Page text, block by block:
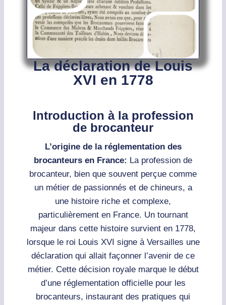
La déclaration de Louis
XVI en 1778
Introduction à la profession
de brocanteur
L’origine de la réglementation des
brocanteurs en France: La profession de
brocanteur, bien que souvent perçue comme
un métier de passionnés et de chineurs, a
une histoire riche et complexe,
particulièrement en France. Un tournant
majeur dans cette histoire survient en 1778,
lorsque le roi Louis XVI signe à Versailles une
déclaration qui allait façonner l’avenir de ce
métier. Cette décision royale marque le début
d’une réglementation officielle pour les
brocanteurs, instaurant des pratiques qui